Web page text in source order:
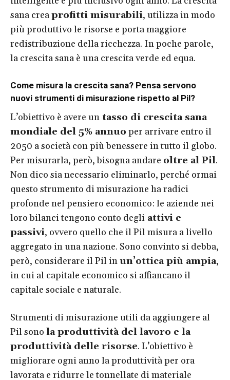
sana creaprofitti misurabili, utilizza in modo
più produttivo le risorse e porta maggiore
redistribuzione della ricchezza. In poche parole,
la crescita sana è una crescita verde ed equa.
Come misura la crescita sana? Pensa servono
nuovi strumenti di misurazione rispetto al Pil?
L’obiettivo è avere un tasso di crescita sana
mondiale del 5% annuo per arrivare entro il
2050 a società con più benessere in tutto il globo.
Per misurarla, però, bisogna andare oltre al Pil.
Non dico sia necessario eliminarlo, perché ormai
questo strumento di misurazione ha radici
profonde nel pensiero economico: le aziende nei
loro bilanci tengono conto degli attivi e
passivi, ovvero quello che il Pil misura a livello
aggregato in una nazione. Sono convinto si debba,
però, considerare il Pil inun’ottica più ampia,
in cui al capitale economico si affiancano il
capitale sociale e naturale.
Strumenti di misurazione utili da aggiungere al
Pil sono la produttività del lavoro e la
produttività delle risorse. L’obiettivo è
migliorare ogni anno la produttività per ora
lavorata e ridurre le tonnellate di materiale